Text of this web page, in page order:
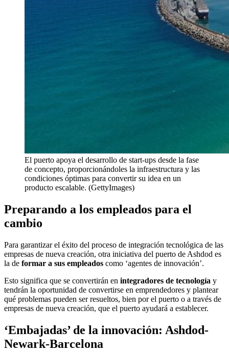
El puerto apoya el desarrollo de start-ups desde la fase
de concepto, proporcionándoles la infraestructura y las
condiciones óptimas para convertir su idea en un
producto escalable. (GettyImages)
Preparando a los empleados para el
cambio
Para garantizar el éxito del proceso de integración tecnológica de las
empresas de nueva creación, otra iniciativa del puerto de Ashdod es
la de formar a sus empleados como ‘agentes de innovación’.
Esto significa que se convertirán en integradores de tecnología y
tendrán la oportunidad de convertirse en emprendedores y plantear
qué problemas pueden ser resueltos, bien por el puerto o a través de
empresas de nueva creación, que el puerto ayudará a establecer.
‘Embajadas’ de la innovación: Ashdod-
Newark-Barcelona